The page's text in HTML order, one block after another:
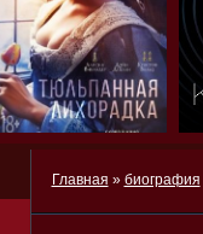
Главная » биография